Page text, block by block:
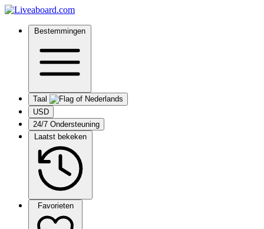
Bestemmingen
Taal
USD
24/7 Ondersteuning
Laatst bekeken
Favorieten